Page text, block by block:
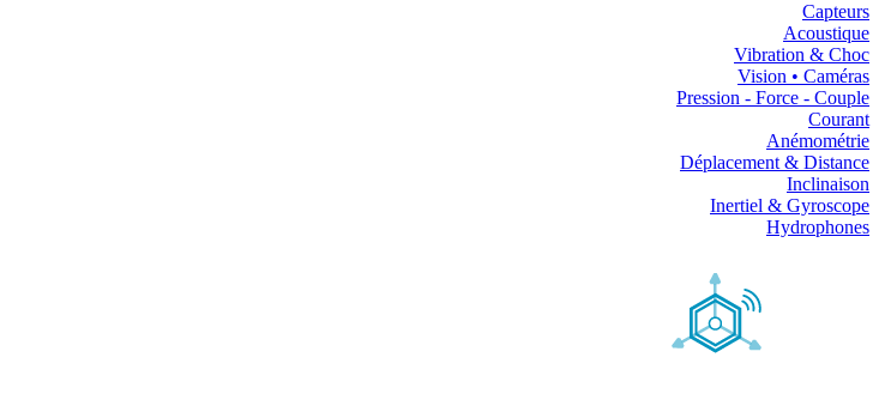
Capteurs
Acoustique
Vibration & Choc
Vision • Caméras
Pression - Force - Couple
Courant
Anémométrie
Déplacement & Distance
Inclinaison
Inertiel & Gyroscope
Hydrophones